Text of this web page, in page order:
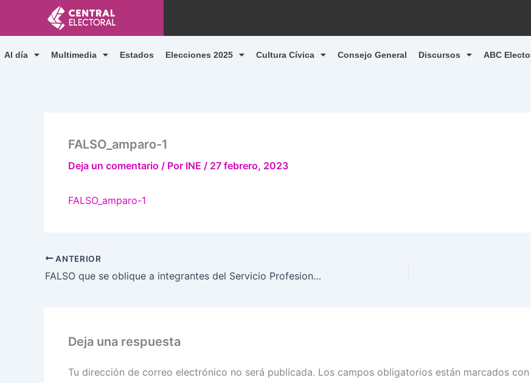
contenido
Al día Multimedia Estados Elecciones 2025 Cultura Cívica Consejo General Discursos ABC
FALSO_amparo-1
Deja un comentario / Por INE / 27 febrero, 2023
FALSO_amparo-1
ANTERIOR
FALSO que se oblique a integrantes del Servicio Profesional Electoral o de la rama administrativa a pagar por amparos u alguna otra actividad
Deja una respuesta
Tu dirección de correo electrónico no será publicada. Los campos obligatorios están marcados con